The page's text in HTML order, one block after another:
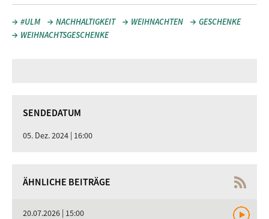
#ULM NACHHALTIGKEIT WEIHNACHTEN
GESCHENKE
WEIHNACHTSGESCHENKE
SENDEDATUM
05. Dez. 2024 | 16:00
ÄHNLICHE BEITRÄGE
20.07.2026 | 15:00